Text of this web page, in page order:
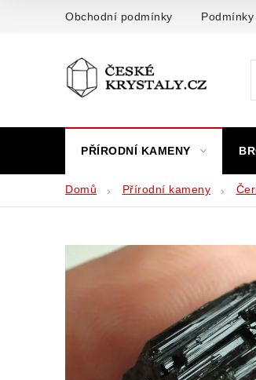
Obchodní podmínky
PŘÍRODNÍ KAMENY
Domů Přírodní kameny